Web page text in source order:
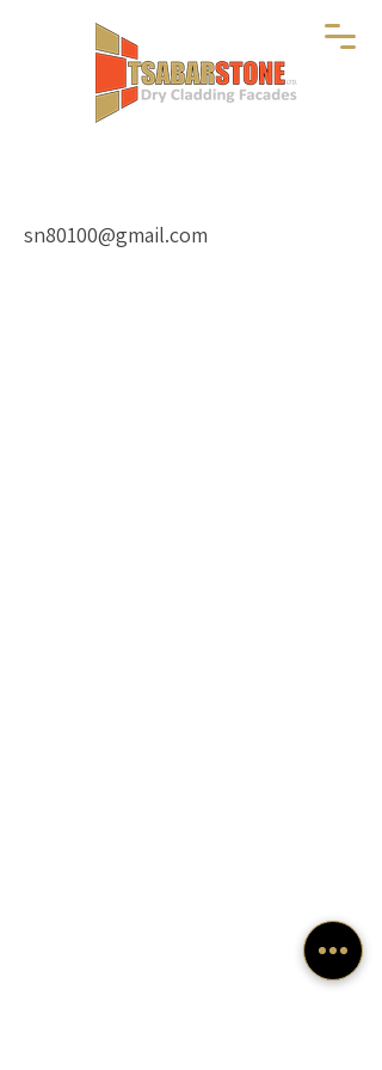
sn80100@gmail.com